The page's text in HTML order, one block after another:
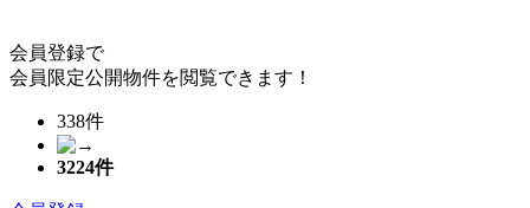
会員登録で
会員限定公開物件を閲覧できます！
338件
3224件